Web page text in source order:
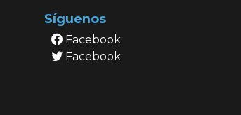
Síguenos
Facebook
Facebook